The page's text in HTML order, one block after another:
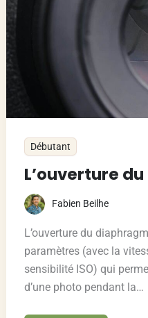
Débutant
L’ouverture
Fabien Beilhe
L’ouverture du
paramètres (avec la
sensibilité ISO) qui
d’une photo pendant la…